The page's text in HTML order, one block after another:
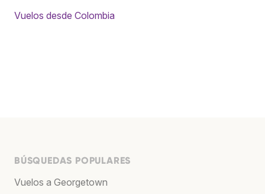
Vuelos desde Colombia
BÚSQUEDAS POPULARES
Vuelos a Georgetown